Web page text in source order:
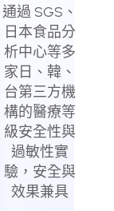
通過 SGS、
日本食品分
析中心等多
家日、韓、
台第三方機
構的醫療等
級安全性與
過敏性實
驗，安全與
效果兼具